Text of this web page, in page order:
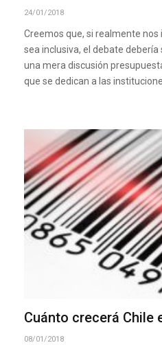
24/01/2018
Creemos que, si realmente
sea inclusiva, el debate
una mera discusión
que se dedican a las
Cuánto crecerá Chile
08/01/2018